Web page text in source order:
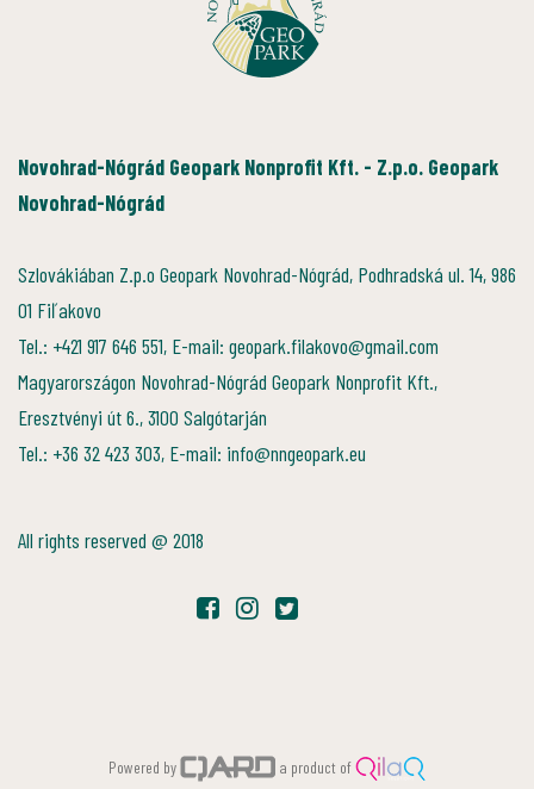
Novohrad-Nógrád Geopark Nonprofit Kft. - Z.p.o. Geopark
Novohrad-Nógrád
Szlovákiában Z.p.o Geopark Novohrad-Nógrád, Podhradská ul. 14, 986
01 Fiľakovo
Tel.: +421 917 646 551, E-mail: geopark.filakovo@gmail.com
Magyarországon Novohrad-Nógrád Geopark Nonprofit Kft.,
Eresztvényi út 6., 3100 Salgótarján
Tel.: +36 32 423 303, E-mail: info@nngeopark.eu
All rights reserved @ 2018
Powered by a product of